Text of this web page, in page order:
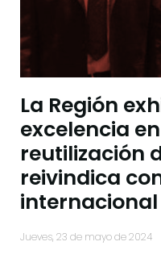
La Región
excelencia
reutilización
reivindica
internacional
jueves, 23 de mayo de 2024